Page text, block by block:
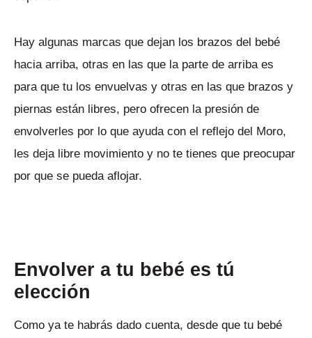
Hay algunas marcas que dejan los brazos del bebé
hacia arriba, otras en las que la parte de arriba es
para que tu los envuelvas y otras en las que brazos y
piernas están libres, pero ofrecen la presión de
envolverles por lo que ayuda con el reflejo del Moro,
les deja libre movimiento y no te tienes que preocupar
por que se pueda aflojar.
Envolver a tu bebé es tú
elección
Como ya te habrás dado cuenta, desde que tu bebé